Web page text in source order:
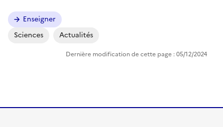
Enseigner
Sciences
Actualités
Dernière modification de cette page : 05/12/2024